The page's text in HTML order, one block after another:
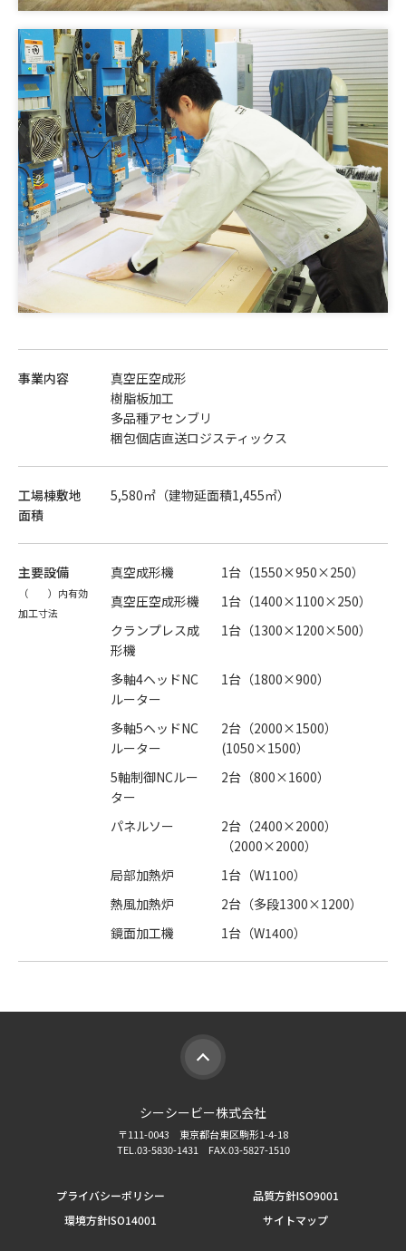
事業内容
真空圧空成形
樹脂板加工
多品種アセンブリ
梱包個店直送ロジスティックス
工場棟敷地
面積
5,580㎡（建物延面積1,455㎡）
主要設備
（ ）内有効
加工寸法
真空成形機
1台（1550×950×250）
真空圧空成形機
1台（1400×1100×250）
クランプレス成
形機
1台（1300×1200×500）
多軸4ヘッドNC
ルーター
1台（1800×900）
多軸5ヘッドNC
ルーター
2台（2000×1500）
(1050×1500）
5軸制御NCルー
ター
2台（800×1600）
パネルソー
2台（2400×2000）
（2000×2000）
局部加熱炉
1台（W1100）
熱風加熱炉
2台（多段1300×1200）
鏡面加工機
1台（W1400）
シーシービー株式会社
〒111-0043 東京都台東区駒形1-4-18
TEL.03-5830-1431 FAX.03-5827-1510
プライバシーポリシー
品質方針ISO9001
環境方針ISO14001
サイトマップ